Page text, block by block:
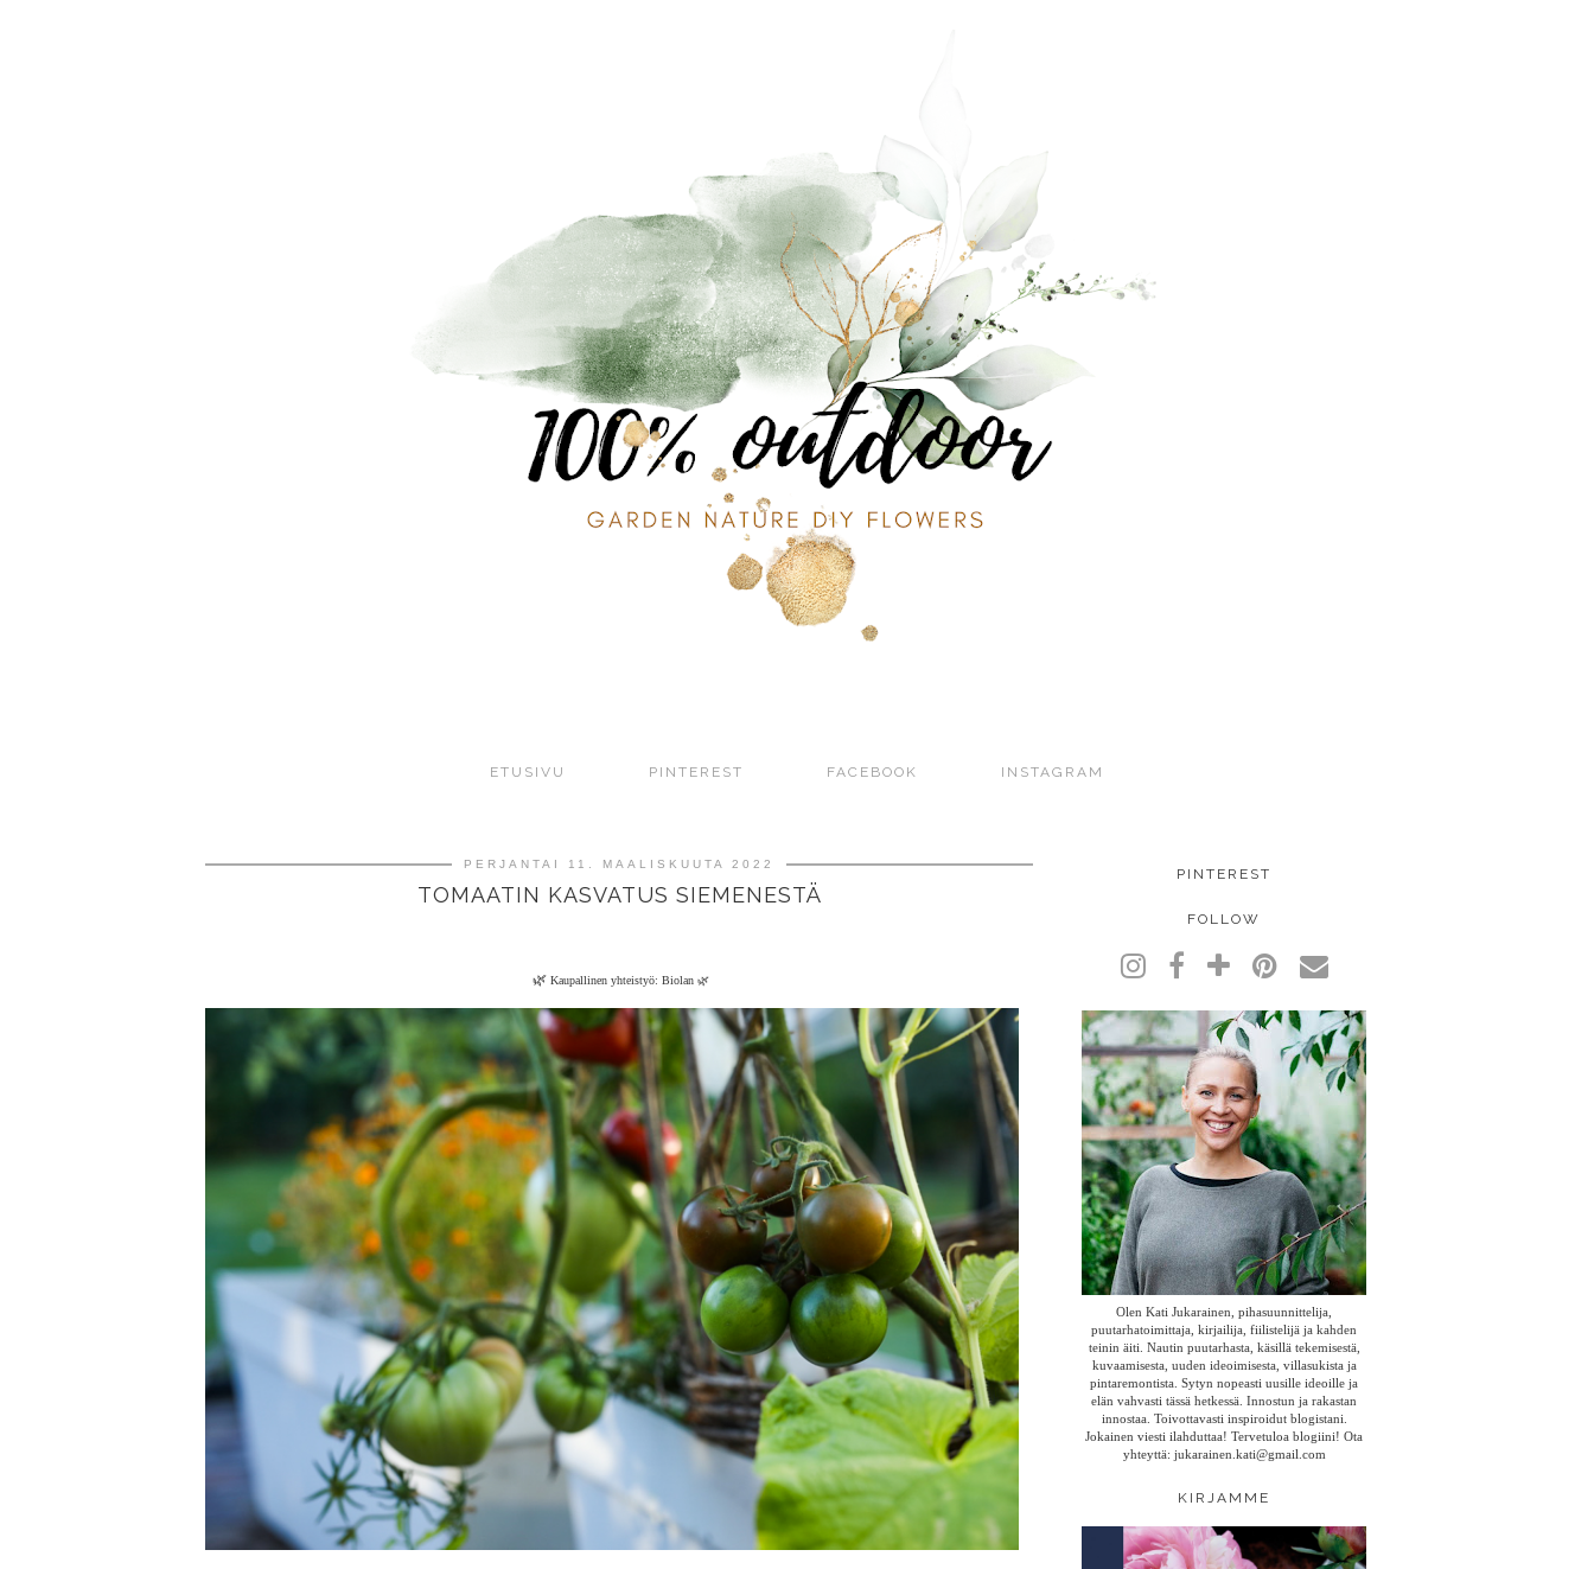
ETUSIVU PINTEREST FACEBOOK INSTAGRAM
PERJANTAI 11. MAALISKUUTA 2022
TOMAATIN KASVATUS SIEMENESTÄ
🌿 Kaupallinen yhteistyö: Biolan 🌿
PINTEREST
FOLLOW
Olen Kati Jukarainen, pihasuunnittelija,
puutarhatoimittaja, kirjailija, fiilistelijä ja kahden
teinin äiti. Nautin puutarhasta, käsillä tekemisestä,
kuvaamisesta, uuden ideoimisesta, villasukista ja
pintaremontista. Sytyn nopeasti uusille ideoille ja
elän vahvasti tässä hetkessä. Innostun ja rakastan
innostaa. Toivottavasti inspiroidut blogistani.
Jokainen viesti ilahduttaa! Tervetuloa blogiini! Ota
yhteyttä: jukarainen.kati@gmail.com
KIRJAMME